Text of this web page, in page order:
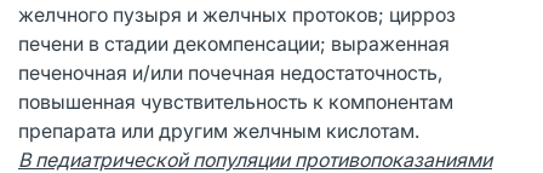
желчного пузыря и желчных протоков; цирроз
печени в стадии декомпенсации; выраженная
печеночная и/или почечная недостаточность,
повышенная чувствительность к компонентам
препарата или другим желчным кислотам.
В педиатрической популяции противопоказаниями